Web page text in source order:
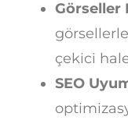
Görseller
çekici
SEO